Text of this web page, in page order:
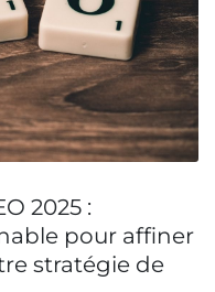
2025 :
pour affiner
stratégie de